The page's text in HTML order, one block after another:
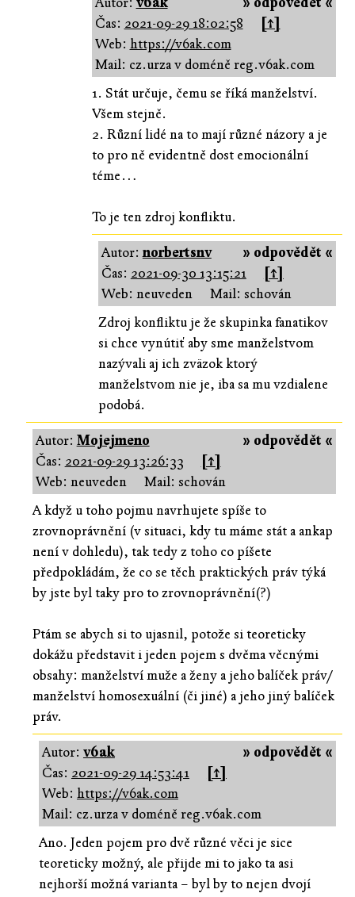
Čas: 2021-09-29 18:02:58
[↑]
Web: https://v6ak.com
Mail: cz.urza v doméně reg.v6ak.com
1. Stát určuje, čemu se říká manželství.
Všem stejně.
2. Různí lidé na to mají různé názory a je
to pro ně evidentně dost emocionální
téme…
To je ten zdroj konfliktu.
» odpovědět «
Autor:norbertsnv
Čas: 2021-09-30 13:15:21
[↑]
Web: neuveden
Mail: schován
Zdroj konfliktu je že skupinka fanatikov
si chce vynútiť aby sme manželstvom
nazývali aj ich zväzok ktorý
manželstvom nie je, iba sa mu vzdialene
podobá.
» odpovědět «
Autor: Mojejmeno
Čas: 2021-09-29 13:26:33
[↑]
Web: neuveden
Mail: schován
A když u toho pojmu navrhujete spíše to
zrovnoprávnění (v situaci, kdy tu máme stát a ankap
není v dohledu), tak tedy z toho co píšete
předpokládám, že co se těch praktických práv týká
by jste byl taky pro to zrovnoprávnění(?)
Ptám se abych si to ujasnil, potože si teoreticky
dokážu představit i jeden pojem s dvěma věcnými
obsahy: manželství muže a ženy a jeho balíček práv/
manželství homosexuální (či jiné) a jeho jiný balíček
práv.
» odpovědět «
Autor: v6ak
Čas: 2021-09-29 14:53:41
[↑]
Web: https://v6ak.com
Mail: cz.urza v doméně reg.v6ak.com
Ano. Jeden pojem pro dvě různé věci je sice
teoreticky možný, ale přijde mi to jako ta asi
nejhorší možná varianta – byl by to nejen dvojí